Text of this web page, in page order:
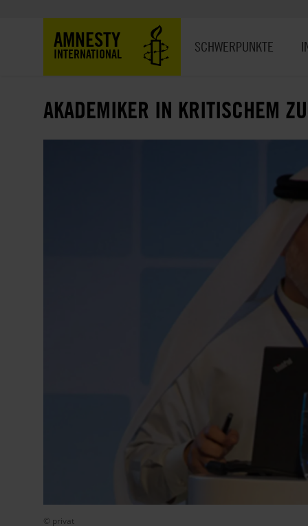
AMNESTY
INTERNATIONAL SCHWERPUNKTE
AKADEMIKER IN KRITISCHEM
© privat